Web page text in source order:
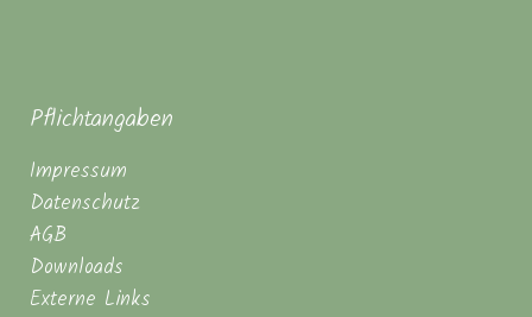
Pflichtangaben
Impressum
Datenschutz
AGB
Downloads
Externe Links